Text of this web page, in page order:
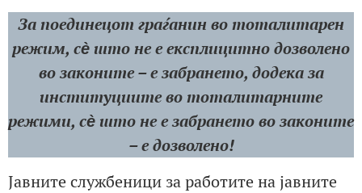
За поединецот граѓанин во тоталитарен
режим, сѐ што не е експлицитно дозволено
во законите – е забрането, додека за
институциите во тоталитарните
режими, сѐ што не е забрането во законите
– е дозволено!
Јавните службеници за работите на јавните